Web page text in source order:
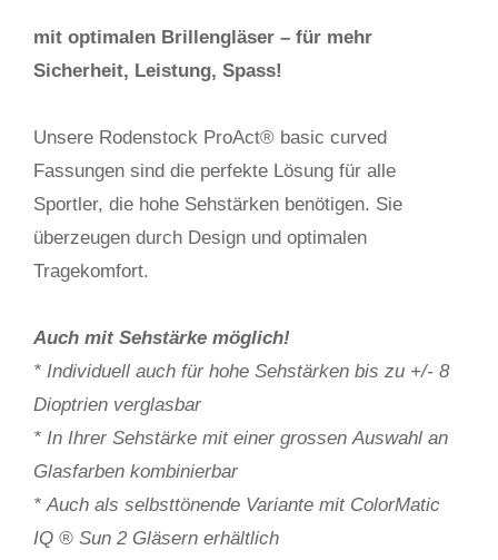
mit optimalen Brillengläser – für mehr
Sicherheit, Leistung, Spass!
Unsere Rodenstock ProAct® basic curved
Fassungen sind die perfekte Lösung für alle
Sportler, die hohe Sehstärken benötigen. Sie
überzeugen durch Design und optimalen
Tragekomfort.
Auch mit Sehstärke möglich!
* Individuell auch für hohe Sehstärken bis zu +/- 8
Dioptrien verglasbar
* In Ihrer Sehstärke mit einer grossen Auswahl an
Glasfarben kombinierbar
* Auch als selbsttönende Variante mit ColorMatic
IQ ® Sun 2 Gläsern erhältlich